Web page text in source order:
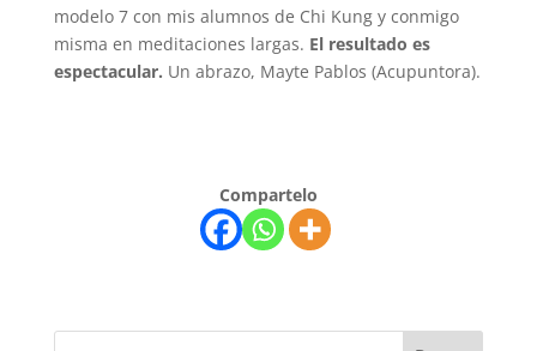
modelo 7 con mis alumnos de Chi Kung y conmigo
misma en meditaciones largas. El resultado es
espectacular. Un abrazo, Mayte Pablos (Acupuntora).
Compartelo